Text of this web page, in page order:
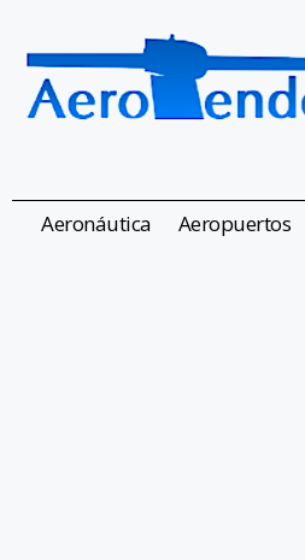
Aeronáutica Aeropuertos